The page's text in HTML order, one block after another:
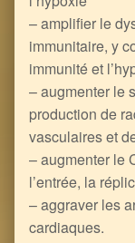
– amplifier le
immunitaire, y
immunité et
– augmenter le
production de
vasculaires et
– augmenter le
l’entrée, la
– aggraver les
cardiaques.